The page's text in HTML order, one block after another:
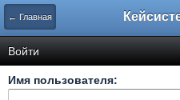
← Главная
Войти
Имя пользователя: